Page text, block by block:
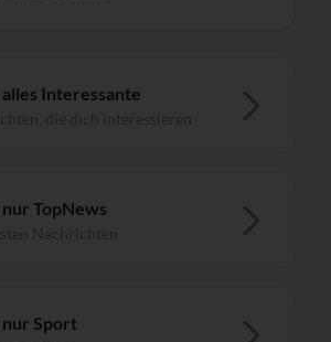
Interessante
TopNews
Sport